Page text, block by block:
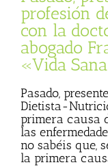
Sanaprofesión
con la
abogado
«Vida
Pasado,
Dietista-
primera causa
las
no sabéis que,
la primera